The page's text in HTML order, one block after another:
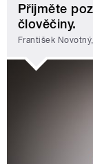
Přijměte
člověčiny.
František